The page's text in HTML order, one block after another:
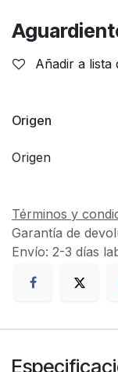
Añadir a lista
Origen
Origen
Términos y
Garantía de
Envío: 2-3 días